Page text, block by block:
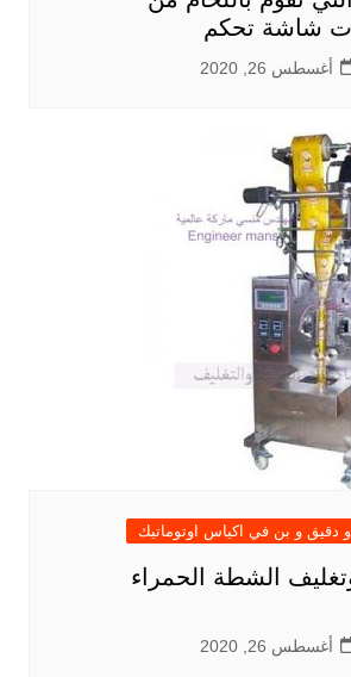
شاشة تحكم
أغسطس 26, 2020
و دقيق و بن في اكياس اوتوماتيك
وتغليف الشطة الحمراء
أغسطس 26, 2020